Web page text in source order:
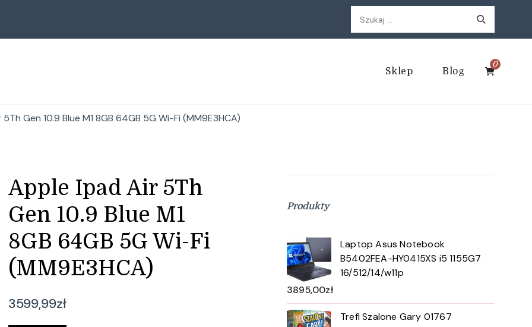
Szukaj:
Sklep Blog
0
Gen 10.9 Blue M1 8GB 64GB 5G Wi-Fi (MM9E3HCA)
Apple Ipad Air 5Th
Gen 10.9 Blue M1
8GB 64GB 5G Wi-Fi
(MM9E3HCA)
3599,99zł
Produkty
Laptop Asus Notebook
B5402FEA-HY0415XS i5 1155G7
16/512/14/w11p
3895,00zł
Trefl Szalone Gary 01767